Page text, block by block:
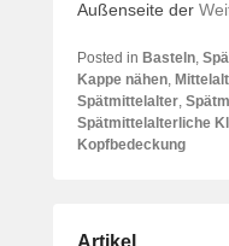
Außenseite der
Posted in Basteln,
Kappe nähen,
Spätmittelalter,
Spätmittelalterliche
Kopfbedeckung
Artikel